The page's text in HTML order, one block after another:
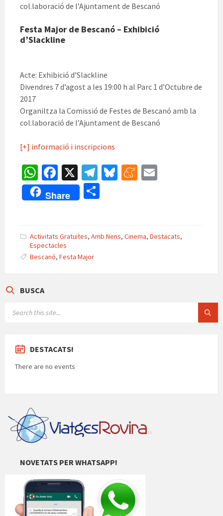
col.laboració de l’Ajuntament de Bescanó
Festa Major de Bescanó – Exhibició
d’Slackline
Acte: Exhibició d’Slackline
Divendres 7 d’agost a les 19:00 h al Parc 1 d’Octubre de
2017
Organiltza la Comissió de Festes de Bescanó amb la
col.laboració de l’Ajuntament de Bescanó
[+] informació i inscripcions
W
h
at
p
p
Fa
ce
b
o
k
X
Te
le
gr
m
Bl M
m
Share
p
te
Activitats Gratuïtes, Amb Nens, Cinema, Destacats,
Espectacles
Bescanó, Festa Major
BUSCA
DESTACATS!
There are no events
NOVETATS PER WHATSAPP!